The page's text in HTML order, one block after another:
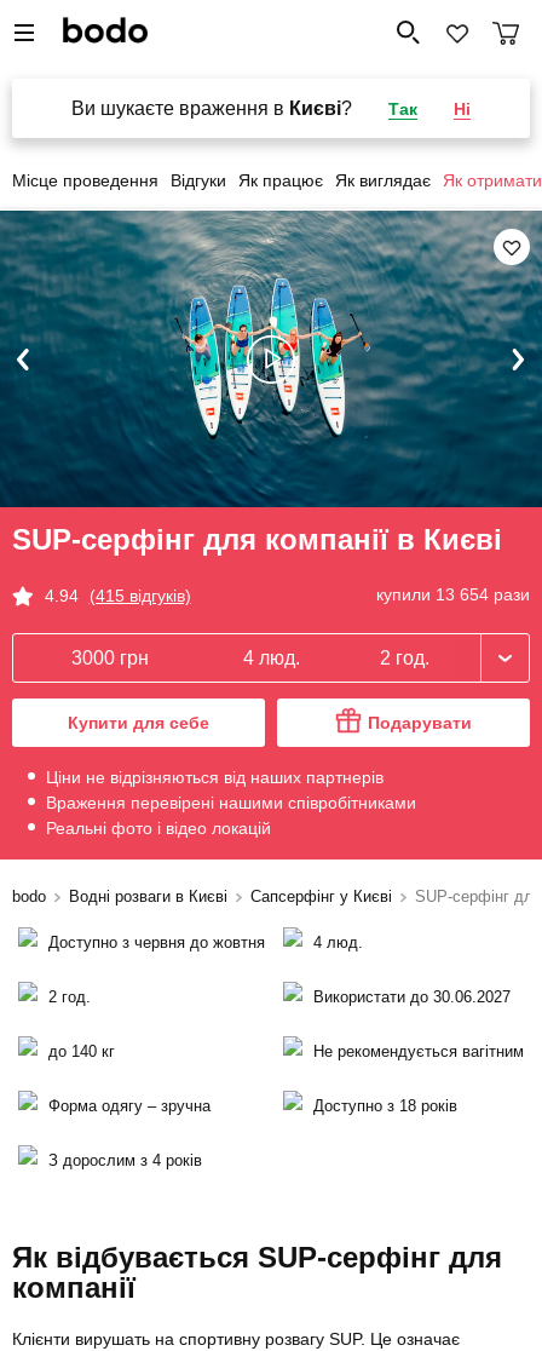
Ви шукаєте враження в Києві? Так Ні
Місце проведення Відгуки Як працює Як виглядає Як отримати
SUP-серфінг для компанії в Києві
4.94 (415 відгуків) купили 13 654 рази
3000 грн 4 люд. 2 год.
Купити для себе Подарувати
Ціни не відрізняються від наших партнерів
Враження перевірені нашими співробітниками
Реальні фото і відео локацій
bodo Водні розваги в Києві Сапсерфінг у Києві SUP-серфінг для
Доступно з червня до жовтня 4 люд.
2 год. Використати до 30.06.2027
до 140 кг Не рекомендується вагітним
Форма одягу – зручна Доступно з 18 років
З дорослим з 4 років
Як відбувається SUP-серфінг для
компанії
Клієнти вирушать на спортивну розвагу SUP. Це означає